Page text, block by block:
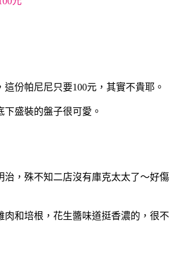
份帕尼尼只要100元，其實不貴耶。
盛裝的盤子很可愛。
治，殊不知二店沒有庫克太太了～好傷
肉和培根，花生醬味道挺香濃的，很不